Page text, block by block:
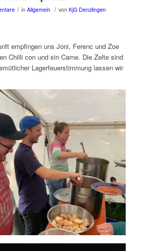
/ in Allgemein / von KjG Denzlingen
empfingen uns Joni, Ferenc und Zoe
Chilli con und sin Carne. Die Zelte sind
Lagerfeuerstimmung lassen wir